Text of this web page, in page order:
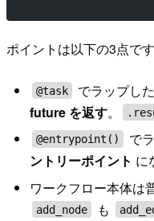
ポイントは以下の3点です
@task でラップし
future を返す。
@entrypoint() で
ントリーポイント に
ワークフロー本体は
add_node も